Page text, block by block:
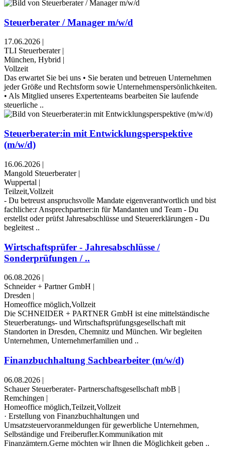
Steuerberater / Manager m/w/d
17.06.2026 |
TLI Steuerberater |
München, Hybrid |
Vollzeit
Das erwartet Sie bei uns • Sie beraten und betreuen Unternehmen
jeder Größe und Rechtsform sowie Unternehmenspersönlichkeiten.
• Als Mitglied unseres Expertenteams bearbeiten Sie laufende
steuerliche ..
Steuerberater:in mit Entwicklungsperspektive
(m/w/d)
16.06.2026 |
Mangold Steuerberater |
Wuppertal |
Teilzeit,Vollzeit
- Du betreust anspruchsvolle Mandate eigenverantwortlich und bist
fachliche:r Ansprechpartner:in für Mandanten und Team - Du
erstellst oder prüfst Jahresabschlüsse und Steuererklärungen - Du
begleitest ..
Wirtschaftsprüfer - Jahresabschlüsse /
Sonderprüfungen / ..
06.08.2026 |
Schneider + Partner GmbH |
Dresden |
Homeoffice möglich,Vollzeit
Die SCHNEIDER + PARTNER GmbH ist eine mittelständische
Steuerberatungs- und Wirtschaftsprüfungsgesellschaft mit
Standorten in Dresden, Chemnitz und München. Wir begleiten
Unternehmen, Unternehmerfamilien und ..
Finanzbuchhaltung Sachbearbeiter (m/w/d)
06.08.2026 |
Schauer Steuerberater- Partnerschaftsgesellschaft mbB |
Remchingen |
Homeoffice möglich,Teilzeit,Vollzeit
· Erstellung von Finanzbuchhaltungen und
Umsatzsteuervoranmeldungen für gewerbliche Unternehmen,
Selbständige und Freiberufler.Kommunikation mit
Finanzämtern.Gerne möchten wir Ihnen die Möglichkeit geben ..